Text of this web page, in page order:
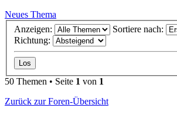
Neues Thema
Anzeigen:
Sortiere nach:
Richtung:
50 Themen • Seite 1 von 1
Zurück zur Foren-Übersicht